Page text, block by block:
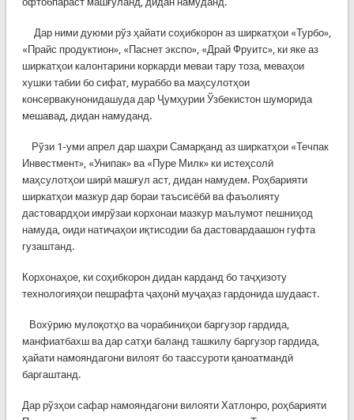
​ ​ ​ ​ ​ ​Дар ними дуюми рўз ҳайати соҳибкорон аз ширкатҳои «Турбо»,
«Прайс продуктион», «Паснет экспо», «Драй Фруитс», ки яке аз
ширкатҳои калонтарини коркарди​ меваи тару тоза, меваҳои
хушки табии бо сифат, мураббо ва маҳсулотҳои
консервакунонидашуда дар Ҷумҳурии Ўзбекистон шуморида
мешавад, дидан намуданд.
​ ​ ​ ​ Рўзи 1-уми апрел дар шаҳри Самарқанд аз ширкатҳои «Течпак
Инвестмент», «Унипак» ва «Пуре Милк» ки истеҳсолӣ
маҳсулотҳои ширӣ машғул аст, дидан намудем. Роҳбарияти
ширкатҳои мазкур дар бораи таъсисёбӣ ва фаъолияту
дастовардҳои имрўзаи корхонаи мазкур маълумот пешниҳод
намуда, оиди натиҷаҳои иқтисодии ба дастовардаашон гуфта
гузаштанд.
Корхонаҳое, ки соҳибкорон дидан карданд бо таҷҳизоту
технологияҳои пешрафта ҷаҳонӣ муҷаҳаз гардонида шудааст.
​ ​ ​ ​Вохӯрию мулоқотҳо ва чорабиниҳои баргузор гардида,
манфиатбахш ва дар сатҳи баланд ташкилу баргузор гардида,
ҳайати намояндагони вилоят бо таассуроти қаноатмандӣ
баргаштанд.​
Дар рўзҳои​ сафар намояндагони вилояти Хатлонро, роҳбарияти